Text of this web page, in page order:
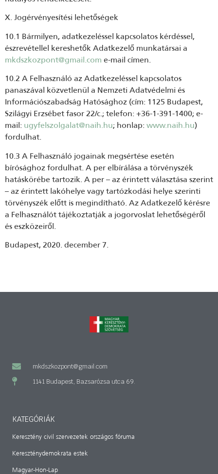
X. Jogérvényesítési lehetőségek
10.1 Bármilyen, adatkezeléssel kapcsolatos kérdéssel,
észrevétellel kereshetők Adatkezelő munkatársai a
mkdszkozpont@gmail.com e-mail címen.
10.2 A Felhasználó az Adatkezeléssel kapcsolatos
panaszával közvetlenül a Nemzeti Adatvédelmi és
Információszabadság Hatósághoz (cím: 1125 Budapest,
Szilágyi Erzsébet fasor 22/c.; telefon: +36-1-391-1400; e-
mail: ugyfelszolgalat@naih.hu; honlap: www.naih.hu)
fordulhat.
10.3 A Felhasználó jogainak megsértése esetén
bírósághoz fordulhat. A per elbírálása a törvényszék
hatáskörébe tartozik. A per – az érintett választása szerint
– az érintett lakóhelye vagy tartózkodási helye szerinti
törvényszék előtt is megindítható. Az Adatkezelő kérésre
a Felhasználót tájékoztatják a jogorvoslat lehetőségéről
és eszközeiről.
Budapest, 2020. december 7.
mkdszkozpont@gmail.com
1141 Budapest, Bazsarózsa utca 69.
KATEGÓRIÁK
Keresztény civil szervezetek országos fóruma
Kereszténydemokrata estek
Magyar-Hon-Lap